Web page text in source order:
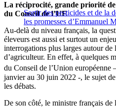
Sortir des pesticides et de la
les promesses d’Emmanuel
La réciprocité, grande priorité
du Conseil de l’UE
Au-delà du niveau français, la
éleveurs est aussi et surtout un
interrogations plus larges autour de
d’agriculteur. En effet, à quelques
du Conseil de l’Union européenne
janvier au 30 juin 2022 -, le sujet
les débats.
De son côté, le ministre français